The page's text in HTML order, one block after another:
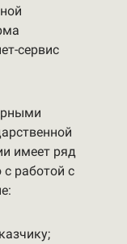
сервис
имеет ряд
работой с